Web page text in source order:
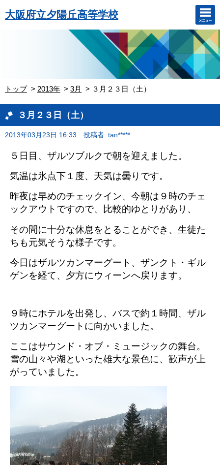
大阪府立夕陽丘高等学校
トップ 2013年 3月 ３月２３日（土）
３月２３日（土）
2013年03月23日 16:33 投稿者: tan*****
５日目、ザルツブルクで朝を迎えました。
気温は氷点下１度、天気は曇りです。
昨夜は早めのチェックイン、今朝は９時のチェ
ックアウトですので、比較的ゆとりがあり、
その間に十分な休息をとることができ、生徒た
ちも元気そうな様子です。
今日はザルツカンマーグート、ザンクト・ギル
ゲンを経て、夕方にウィーンへ戻ります。
９時にホテルを出発し、バスで約１時間、ザル
ツカンマーグートに向かいました。
ここはサウンド・オブ・ミュージックの舞台。
雪の山々や湖といった雄大な景色に、歓声が上
がっていました。